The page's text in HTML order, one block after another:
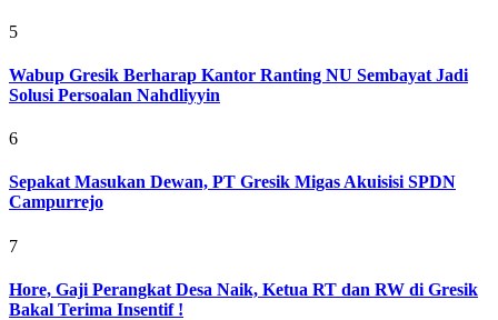
5
Wabup Gresik Berharap Kantor Ranting NU Sembayat Jadi
Solusi Persoalan Nahdliyyin
6
Sepakat Masukan Dewan, PT Gresik Migas Akuisisi SPDN
Campurrejo
7
Hore, Gaji Perangkat Desa Naik, Ketua RT dan RW di Gresik
Bakal Terima Insentif !